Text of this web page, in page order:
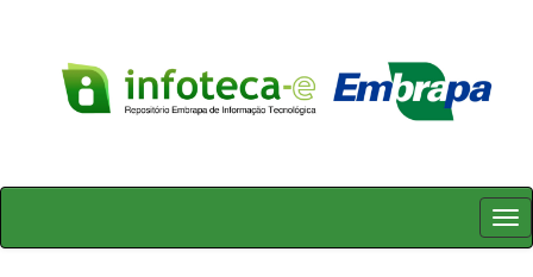
Skip